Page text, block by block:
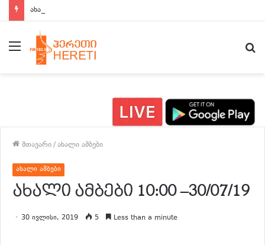
ახალი ამბები 15:00 საათზე
მენიუ
მთავარი/ახალი ამბები
ახალი ამბები
ახალი ამბები 10:00 –30/07/19
30 ივლისი, 2019 5 Less than a minute